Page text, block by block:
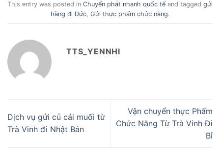
This entry was posted in Chuyển phát nhanh quốc tế and tagged gửi
hàng đi Đức, Gửi thực phẩm chức năng.
TTS_YENNHI
Dịch vụ gửi củ cải muối từ
Trà Vinh đi Nhật Bản
Vận chuyển thực Phẩm
Chức Năng Từ Trà Vinh Đi
Bỉ